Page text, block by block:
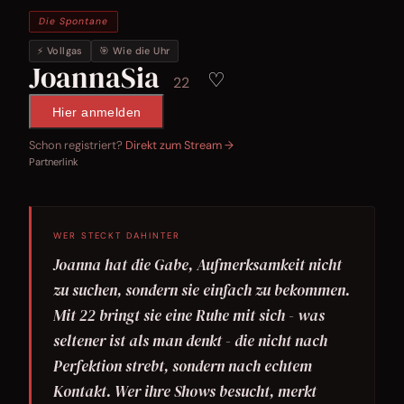
Die Spontane
⚡ Vollgas 🎯 Wie die Uhr
JoannaSia 22 ♡
Hier anmelden
Schon registriert? Direkt zum Stream →
Partnerlink
WER STECKT DAHINTER
Joanna hat die Gabe, Aufmerksamkeit nicht
zu suchen, sondern sie einfach zu bekommen.
Mit 22 bringt sie eine Ruhe mit sich - was
seltener ist als man denkt - die nicht nach
Perfektion strebt, sondern nach echtem
Kontakt. Wer ihre Shows besucht, merkt